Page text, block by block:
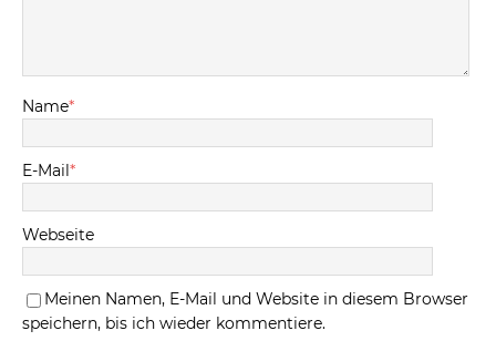
Name*
E-Mail*
Webseite
Meinen Namen, E-Mail und Website in diesem Browser
speichern, bis ich wieder kommentiere.